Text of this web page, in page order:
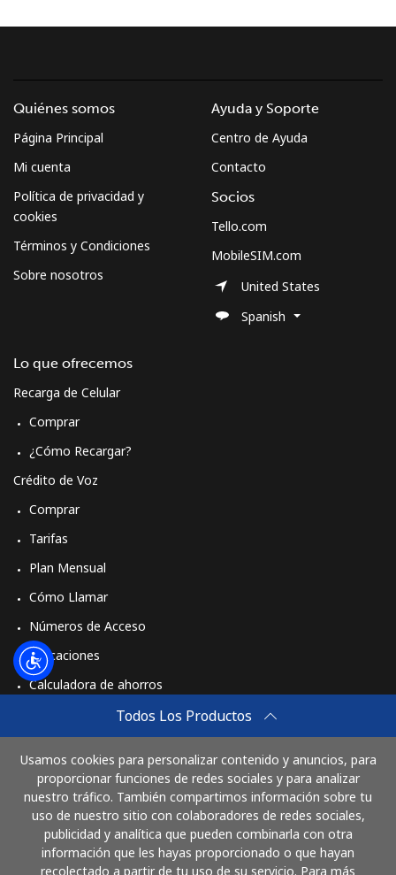
Todos Los Productos
Usamos cookies para personalizar contenido y anuncios, para
proporcionar funciones de redes sociales y para analizar
nuestro tráfico. También compartimos información sobre tu
uso de nuestro sitio con colaboradores de redes sociales,
publicidad y analítica que pueden combinarla con otra
información que les hayas proporcionado o que hayan
recolectado a partir de tu uso de su servicio. Para más
Quiénes somos
Página Principal
Mi cuenta
Política de privacidad y
cookies
Términos y Condiciones
Sobre nosotros
Lo que ofrecemos
Recarga de Celular
Comprar
¿Cómo Recargar?
Crédito de Voz
Comprar
Tarifas
Plan Mensual
Cómo Llamar
Números de Acceso
Aplicaciones
Calculadora de ahorros
Comprar
Cómo funciona
Ayuda y Soporte
Centro de Ayuda
Contacto
Socios
Tello.com
MobileSIM.com
United States
Spanish
Paga con